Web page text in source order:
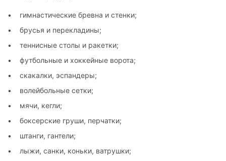
гимнастические бревна и стенки;
брусья и перекладины;
теннисные столы и ракетки;
футбольные и хоккейные ворота;
скакалки, эспандеры;
волейбольные сетки;
мячи, кегли;
боксерские груши, перчатки;
штанги, гантели;
лыжи, санки, коньки, ватрушки;